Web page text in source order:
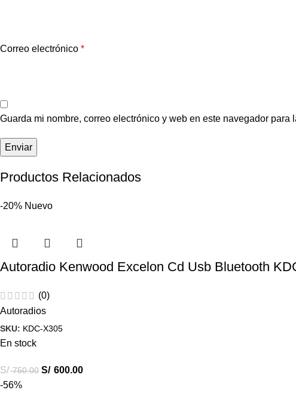
Correo electrónico *
Guarda mi nombre, correo electrónico y web en este navegador para
Productos Relacionados
-20% Nuevo
Autoradio Kenwood Excelon Cd Usb Bluetooth
(0)
Autoradios
SKU: KDC-X305
En stock
S/750.00 S/ 600.00
-56%